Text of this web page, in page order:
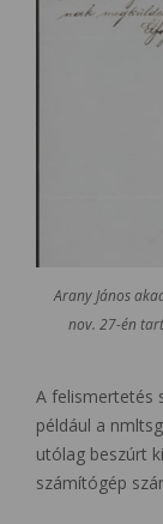
Arany János
nov. 27-én
A felismertetés
például a
utólag beszúrt
számítógép